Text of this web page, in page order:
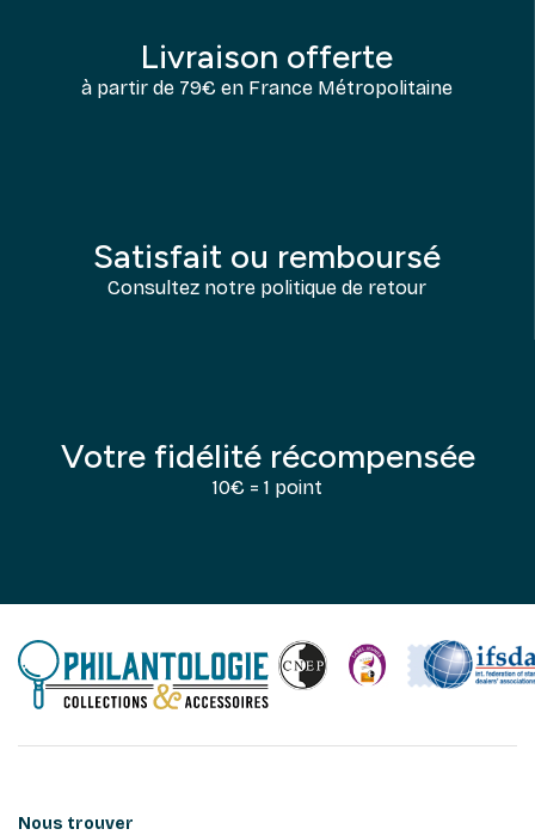
Livraison offerte
à partir de 79€ en France Métropolitaine
Satisfait ou remboursé
Consultez notre politique de retour
Votre fidélité récompensée
10€ = 1 point
Nous trouver